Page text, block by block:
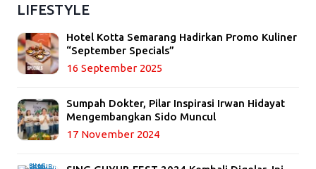
LIFESTYLE
Hotel Kotta Semarang Hadirkan Promo Kuliner
“September Specials”
16 September 2025
Sumpah Dokter, Pilar Inspirasi Irwan Hidayat
Mengembangkan Sido Muncul
17 November 2024